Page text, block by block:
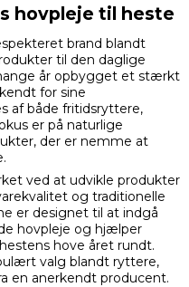
hovpleje til heste
brand blandt
til den daglige
år opbygget et stærkt
for sine
af både fritidsryttere,
er på naturlige
der er nemme at
ved at udvikle produkter
og traditionelle
er designet til at indgå
hovpleje og hjælper
hove året rundt.
valg blandt ryttere,
en anerkendt producent.